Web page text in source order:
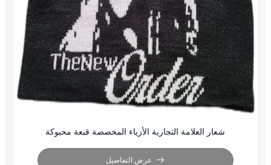
شعار العلامة التجارية الأزياء المخصصة قبعة محبوكة
عرض التفاصيل